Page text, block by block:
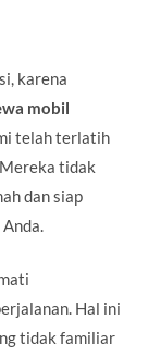
karena
mobil
telah terlatih
tidak
dan siap
Hal ini
tidak familiar